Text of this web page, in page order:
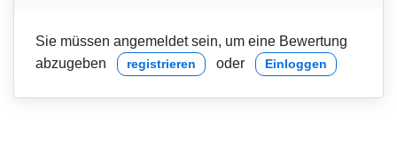
Sie müssen angemeldet sein, um eine Bewertung
abzugeben
registrieren oder Einloggen